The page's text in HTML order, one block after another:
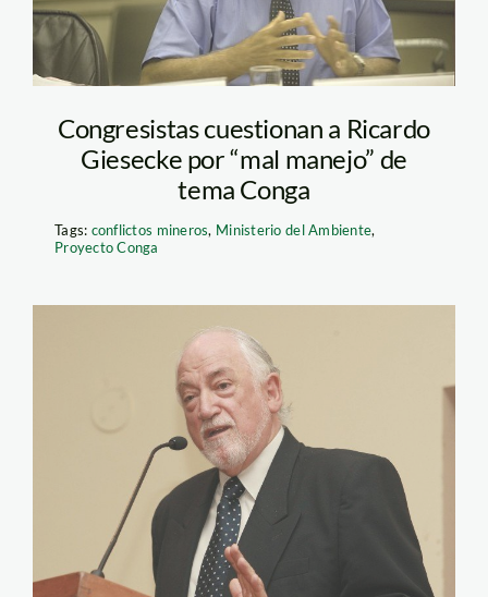
Congresistas cuestionan a Ricardo
Giesecke por “mal manejo” de
tema Conga
Tags: conflictos mineros, Ministerio del Ambiente,
Proyecto Conga
giesecke_minam_conga